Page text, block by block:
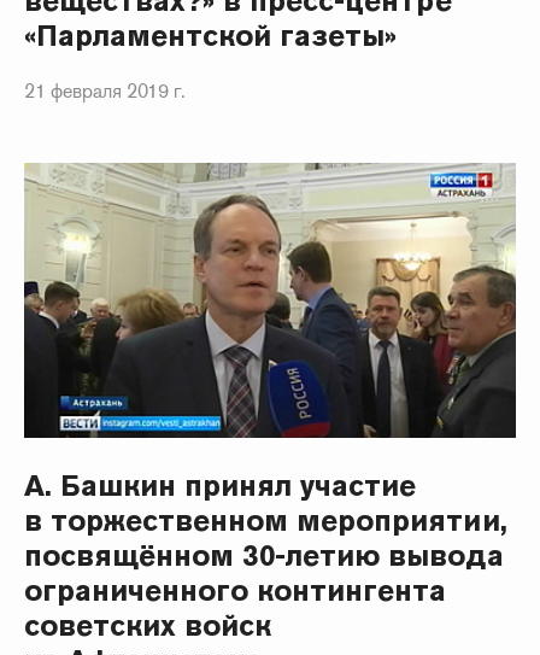
«Парламентской газеты»
21 февраля 2019 г.
А. Башкин принял участие
в торжественном мероприятии,
посвящённом 30-летию вывода
ограниченного контингента
советских войск